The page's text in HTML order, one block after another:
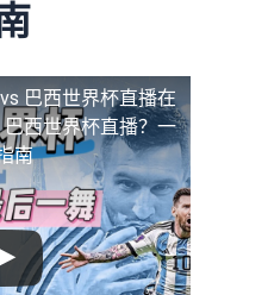
巴西世界杯直播在
西世界杯直播？一
南